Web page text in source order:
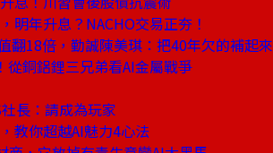
明年升息？NACHO交易正夯！
翻18倍，勤誠陳美琪：把40年欠的補起來
從銅鋁鋰三兄弟看AI金屬戰爭
長：請成為玩家
教你超越AI魅力4心法